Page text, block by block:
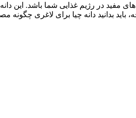
در رژیم غذایی شما باشد. این دانه
باید بدانید دانه چیا برای لاغری